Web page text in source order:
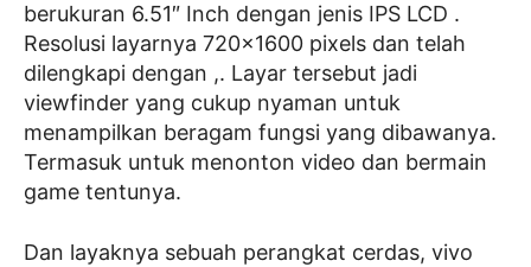
berukuran 6.51″ Inch dengan jenis IPS LCD .
Resolusi layarnya 720×1600 pixels dan telah
dilengkapi dengan ,. Layar tersebut jadi
viewfinder yang cukup nyaman untuk
menampilkan beragam fungsi yang dibawanya.
Termasuk untuk menonton video dan bermain
game tentunya.
Dan layaknya sebuah perangkat cerdas, vivo